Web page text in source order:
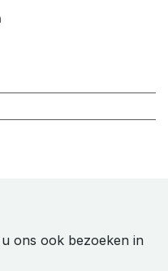
ons ook bezoeken in